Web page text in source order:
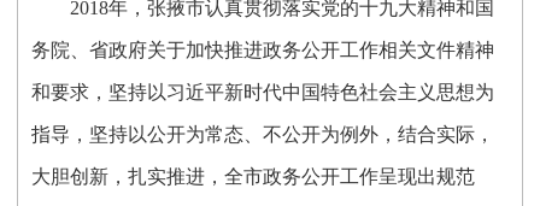
2018年，张掖市认真贯彻落实党的十九大精神和国
务院、省政府关于加快推进政务公开工作相关文件精神
和要求，坚持以习近平新时代中国特色社会主义思想为
指导，坚持以公开为常态、不公开为例外，结合实际，
大胆创新，扎实推进，全市政务公开工作呈现出规范